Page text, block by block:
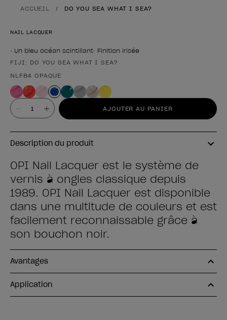
ACCUEIL DO YOU SEA WHAT I SEA?
NAIL LACQUER
• Un bleu océan scintillant• Finition irisée
Forme du produit
FIJI: DO YOU SEA WHAT I SEA?
NLF84 OPAQUE
Valeur AJOUTER AU PANIER
Description du produit
OPI Nail Lacquer est le système de
vernis à ongles classique depuis
1989. OPI Nail Lacquer est disponible
dans une multitude de couleurs et est
facilement reconnaissable grâce à
son bouchon noir.
Avantages
Application